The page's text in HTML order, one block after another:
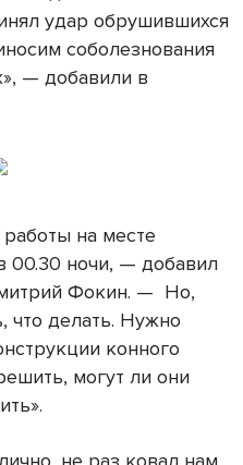
удар обрушившихся
соболезнования
— добавили в
на месте
00.30 ночи, — добавил
Фокин. — Но,
что делать. Нужно
конного
могут ли они